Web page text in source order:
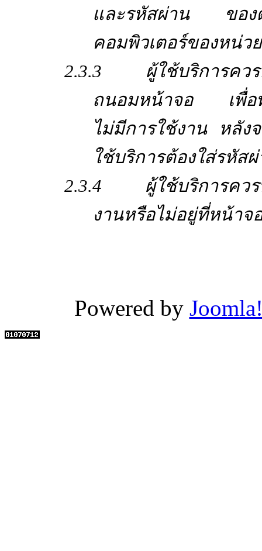
และรหัสผ่าน ของต
คอมพิวเตอร์ของหน่ว
2.3.3 ผู้ใช้บริการควรตั้
ถนอมหน้าจอ เพื่อท
ไม่มีการใช้งาน หลัง
ใช้บริการต้องใส่รหัส
2.3.4 ผู้ใช้บริการควรท
งานหรือไม่อยู่ที่หน้าจ
Powered by